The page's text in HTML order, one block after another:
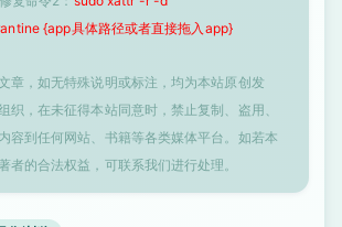
{app具体路径或者直接拖入app}
章，如无特殊说明或标注，均为本站原创发
织，在未征得本站同意时，禁止复制、盗用、
容到任何网站、书籍等各类媒体平台。如若本
者的合法权益，可联系我们进行处理。